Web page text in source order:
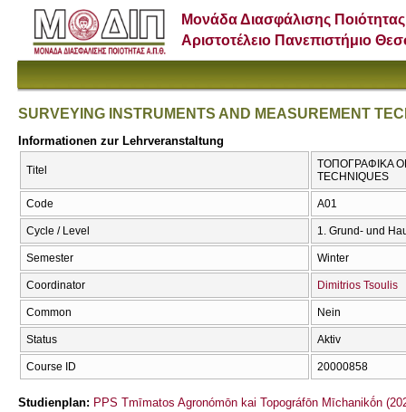
Μονάδα Διασφάλισης Ποιότητας
Αριστοτέλειο Πανεπιστήμιο
SURVEYING INSTRUMENTS AND MEASUREMENT
Informationen zur Lehrveranstaltung
Titel
ΤΟΠΟΓΡΑΦΙΚΑ
TECHNIQUES
Code Α01
Cycle / Level 1. Grund- und
Semester Winter
Coordinator Dimitrios Tsoulis
Common Nein
Status Aktiv
Course ID 20000858
Studienplan: PPS Tmīmatos Agronómōn kai Topográfōn Mīchanikṓn